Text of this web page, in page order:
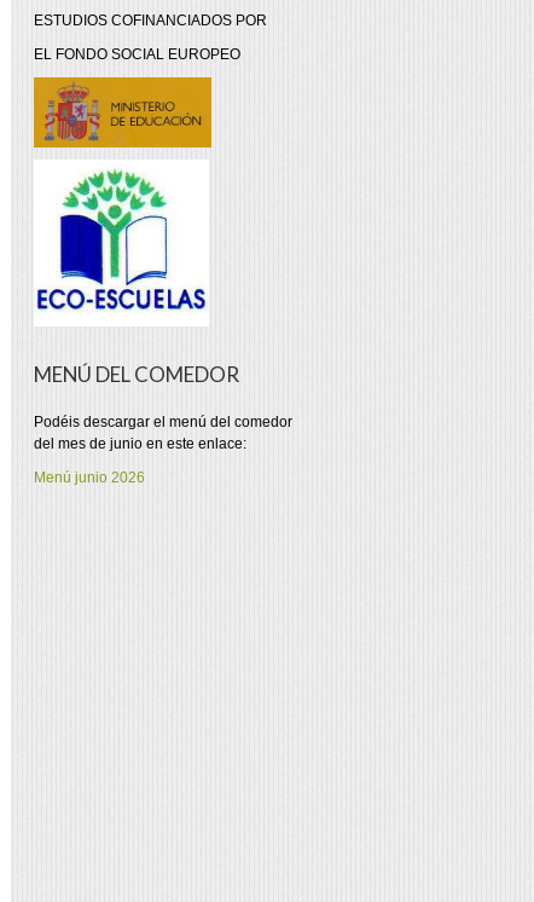
ESTUDIOS COFINANCIADOS POR
EL FONDO SOCIAL EUROPEO
MENÚ DEL COMEDOR
Podéis descargar el menú del comedor
del mes de junio en este enlace:
Menú junio 2026